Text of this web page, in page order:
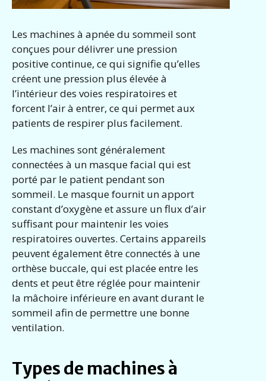
Les machines à apnée du sommeil sont
conçues pour délivrer une pression
positive continue, ce qui signifie qu’elles
créent une pression plus élevée à
l’intérieur des voies respiratoires et
forcent l’air à entrer, ce qui permet aux
patients de respirer plus facilement.
Les machines sont généralement
connectées à un masque facial qui est
porté par le patient pendant son
sommeil. Le masque fournit un apport
constant d’oxygène et assure un flux d’air
suffisant pour maintenir les voies
respiratoires ouvertes. Certains appareils
peuvent également être connectés à une
orthèse buccale, qui est placée entre les
dents et peut être réglée pour maintenir
la mâchoire inférieure en avant durant le
sommeil afin de permettre une bonne
ventilation.
Types de machines à